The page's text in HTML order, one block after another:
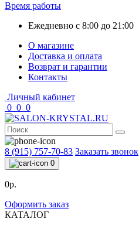
Время работы
Ежедневно с 8:00 до 21:00
О магазине
Доставка и оплата
Возврат и гарантии
Контакты
Личный кабинет
0 0 0
8 (915) 757-70-83 Заказать звонок
0
0р.
Оформить заказ
КАТАЛОГ